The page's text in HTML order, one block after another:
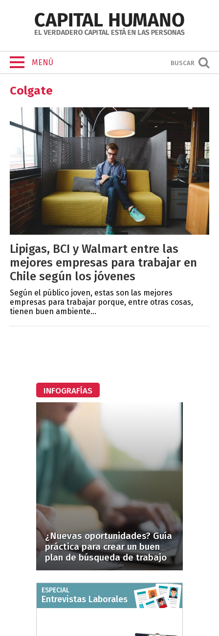
MENÚ BUSCAR
Colgate
Lipigas, BCI y Walmart entre las
mejores empresas para trabajar en
Chile según los jóvenes
Según el público joven, estas son las mejores
empresas para trabajar porque, entre otras cosas,
tienen buen ambiente...
INFOGRAFÍAS
¿Nuevas oportunidades? Guía
práctica para crear un buen
plan de búsqueda de trabajo
ESPECIAL
Entrevistas Laborales